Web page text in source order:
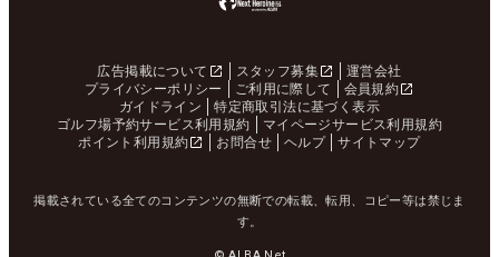
広告掲載について スタッフ募集
運営会社
プライバシーポリシー
ご利用に際して
会員規約
ガイドライン
特定商取引法に基づく表示
ゴルフ場予約サービス利用規約
マイページサービス利用規約
ポイント利用規約
お問合せ ヘルプ サイトマップ
掲載されている全てのコンテンツの無断での転載、転用、コピー等は禁じま
す。